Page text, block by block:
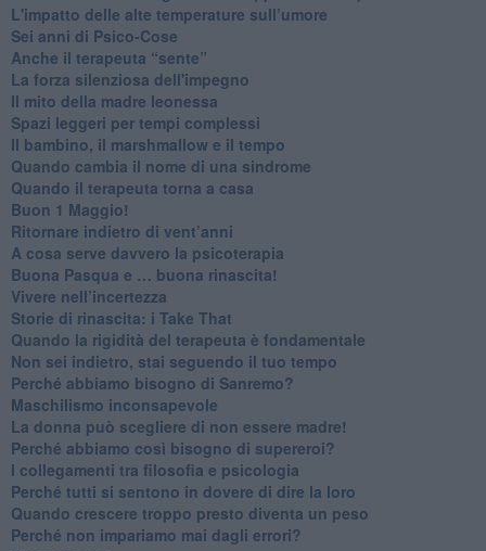
​L'impatto delle alte temperature sull’umore
Sei anni di Psico-Cose
​Anche il terapeuta “sente”
​La forza silenziosa dell'impegno
​Il mito della madre leonessa
Spazi leggeri per tempi complessi
Il bambino, il marshmallow e il tempo
​Quando cambia il nome di una sindrome
​Quando il terapeuta torna a casa
​Buon 1 Maggio!
Ritornare indietro di vent’anni
​A cosa serve davvero la psicoterapia
​Buona Pasqua e … buona rinascita!
​Vivere nell’incertezza
​Storie di rinascita: i Take That
​Quando la rigidità del terapeuta è fondamentale
​Non sei indietro, stai seguendo il tuo tempo
​Perché abbiamo bisogno di Sanremo?
​Maschilismo inconsapevole
​La donna può scegliere di non essere madre!
​Perché abbiamo così bisogno di supereroi?
​I collegamenti tra filosofia e psicologia
​Perché tutti si sentono in dovere di dire la loro
​Quando crescere troppo presto diventa un peso
​Perché non impariamo mai dagli errori?